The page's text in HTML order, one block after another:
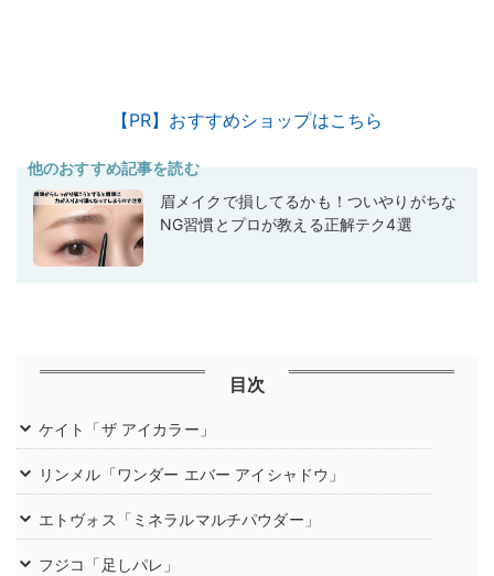
【PR】おすすめショップはこちら
他のおすすめ記事を読む
眉メイクで損してるかも！ついやりがちな
NG習慣とプロが教える正解テク4選
目次
ケイト「ザ アイカラー」
リンメル「ワンダー エバー アイシャドウ」
エトヴォス「ミネラルマルチパウダー」
フジコ「足しパレ」